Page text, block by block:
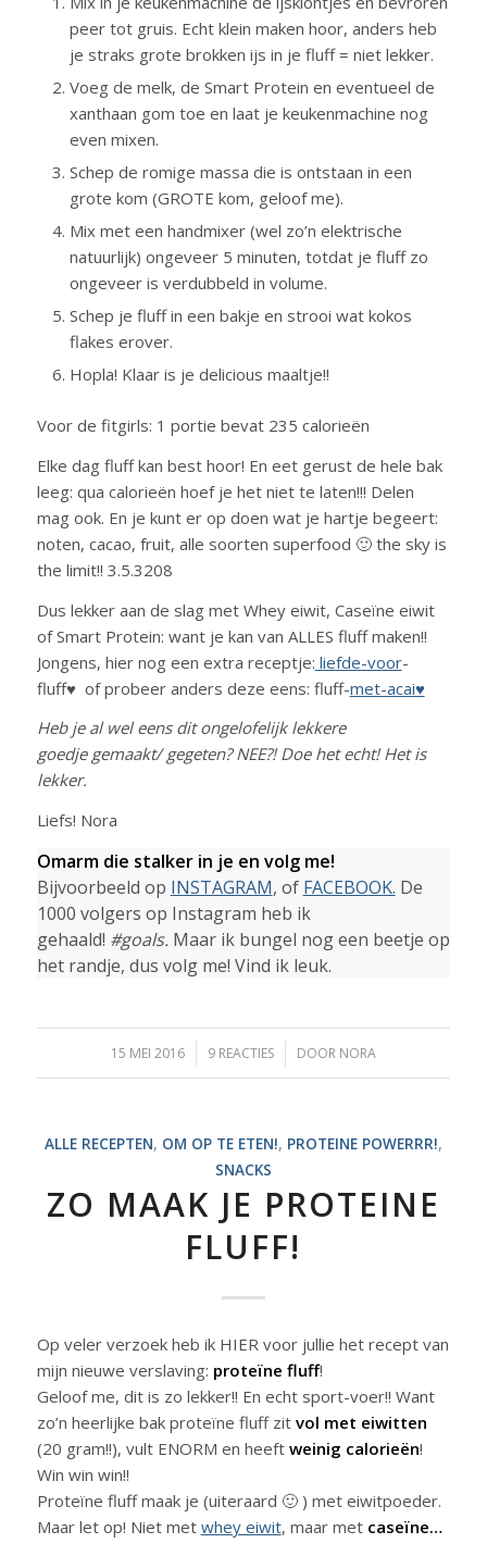
peer tot gruis. Echt klein maken hoor, anders heb
je straks grote brokken ijs in je fluff = niet lekker.
Voeg de melk, de Smart Protein en eventueel de
xanthaan gom toe en laat je keukenmachine nog
even mixen.
Schep de romige massa die is ontstaan in een
grote kom (GROTE kom, geloof me).
Mix met een handmixer (wel zo’n elektrische
natuurlijk) ongeveer 5 minuten, totdat je fluff zo
ongeveer is verdubbeld in volume.
Schep je fluff in een bakje en strooi wat kokos
flakes erover.
Hopla! Klaar is je delicious maaltje!!
Voor de fitgirls: 1 portie bevat 235 calorieën
Elke dag fluff kan best hoor! En eet gerust de hele bak
leeg: qua calorieën hoef je het niet te laten!!! Delen
mag ook. En je kunt er op doen wat je hartje begeert:
noten, cacao, fruit, alle soorten superfood 🙂 the sky is
the limit!! 3.5.3208
Dus lekker aan de slag met Whey eiwit, Caseïne eiwit
of Smart Protein: want je kan van ALLES fluff maken!!
Jongens, hier nog een extra receptje: liefde-voor-
fluff♥ of probeer anders deze eens: fluff-met-acai♥
Heb je al wel eens dit ongelofelijk lekkere
goedje gemaakt/ gegeten? NEE?! Doe het echt! Het is
lekker.
Liefs! Nora
Omarm die stalker in je en volg me!
Bijvoorbeeld op INSTAGRAM, of FACEBOOK. De
1000 volgers op Instagram heb ik
gehaald! #goals.Maar ik bungel nog een beetje op
het randje, dus volg me! Vind ik leuk.
15 MEI 2016
/ 9 REACTIES
/ DOOR NORA
ALLE RECEPTEN, OM OP TE ETEN!, PROTEINE POWERRR!,
SNACKS
ZO MAAK JE PROTEINE
FLUFF!
Op veler verzoek heb ik HIER voor jullie het recept van
mijn nieuwe verslaving: proteïne fluff!
Geloof me, dit is zo lekker!! En echt sport-voer!! Want
zo’n heerlijke bak proteïne fluff zit vol met eiwitten
(20 gram!!), vult ENORM en heeft weinig calorieën!
Win win win!!
Proteïne fluff maak je (uiteraard 🙂 ) met eiwitpoeder.
Maar let op! Niet met whey eiwit, maar met caseïne…